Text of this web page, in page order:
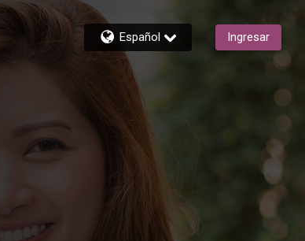
Español Ingresar